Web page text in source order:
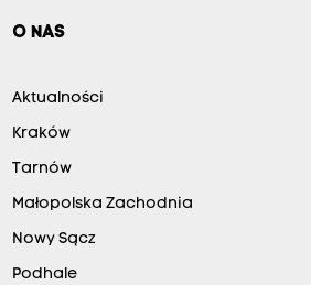
O NAS
Aktualności
Kraków
Tarnów
Małopolska Zachodnia
Nowy Sącz
Podhale